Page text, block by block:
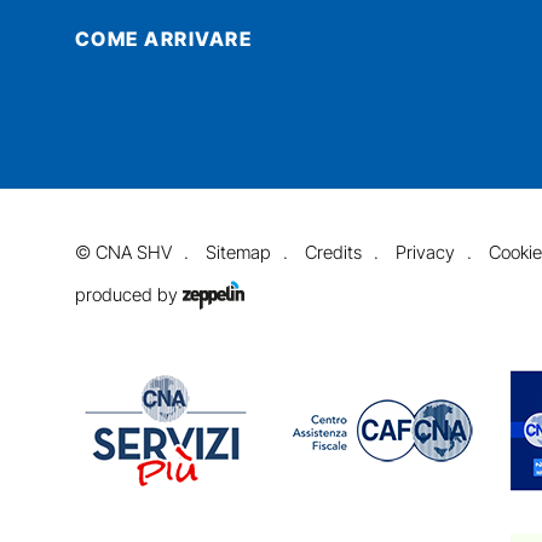
COME ARRIVARE
© CNA SHV Sitemap Credits Privacy
produced by